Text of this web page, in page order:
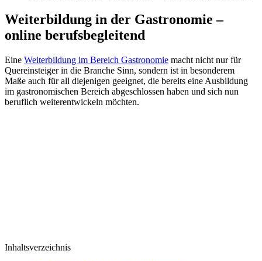
Weiterbildung in der Gastronomie –
online berufsbegleitend
Eine Weiterbildung im Bereich Gastronomie macht nicht nur für
Quereinsteiger in die Branche Sinn, sondern ist in besonderem
Maße auch für all diejenigen geeignet, die bereits eine Ausbildung
im gastronomischen Bereich abgeschlossen haben und sich nun
beruflich weiterentwickeln möchten.
Inhaltsverzeichnis